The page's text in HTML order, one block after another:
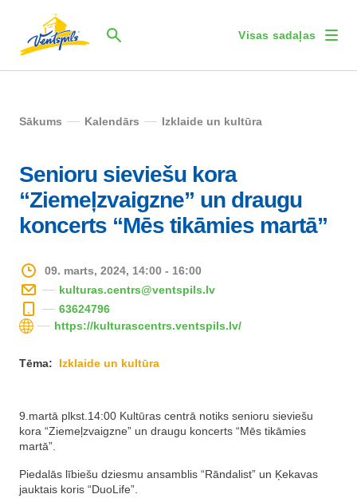
Visas sadaļas
Sākums Kalendārs Izklaide un kultūra
Senioru sieviešu kora
“Ziemeļzvaigzne” un draugu
koncerts “Mēs tikāmies martā”
09. marts, 2024, 14:00 - 16:00
kulturas.centrs@ventspils.lv
63624796
https://kulturascentrs.ventspils.lv/
Tēma: Izklaide un kultūra
9.martā plkst.14:00 Kultūras centrā notiks senioru sieviešu
kora “Ziemeļzvaigzne” un draugu koncerts “Mēs tikāmies
martā”.
Piedalās lībiešu dziesmu ansamblis “Rāndalist” un Ķekavas
jauktais koris “DuoLife”.